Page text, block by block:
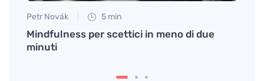
Petr Novák 5 min
Mindfulness per scettici in meno di due
minuti